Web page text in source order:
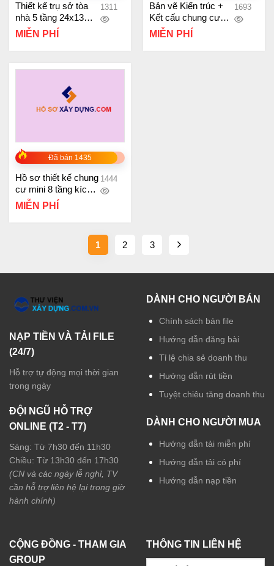
Thiết kế trụ sở tòa
nhà 5 tầng 24x13m
model sketchup
1311
MIỄN PHÍ
Bản vẽ Kiến trúc +
Kết cấu chung cư
cao tầng H1-09
1693
MIỄN PHÍ
Đã bán 1435
Hồ sơ thiết kế chung
cư mini 8 tầng kích
thước 9x15m
1444
MIỄN PHÍ
1 2 3
NẠP TIỀN VÀ TẢI FILE
(24/7)
Hỗ trợ tự động mọi thời gian
trong ngày
ĐỘI NGŨ HỖ TRỢ
ONLINE (T2 - T7)
Sáng: Từ 7h30 đến 11h30
Chiều: Từ 13h30 đến 17h30
(CN và các ngày lễ nghỉ, TV
cần hỗ trợ liên hệ lại trong giờ
hành chính)
DÀNH CHO NGƯỜI BÁN
Chính sách bán file
Hướng dẫn đăng bài
Tỉ lệ chia sẻ doanh thu
Hướng dẫn rút tiền
Tuyệt chiêu tăng doanh thu
DÀNH CHO NGƯỜI MUA
Hướng dẫn tải miễn phí
Hướng dẫn tải có phí
Hướng dẫn nạp tiền
CỘNG ĐỒNG - THAM GIA
GROUP
THÔNG TIN LIÊN HỆ